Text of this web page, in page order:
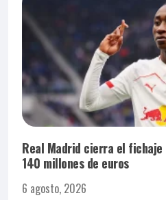
Real Madrid cierra el fichaje
140 millones de euros
6 agosto, 2026